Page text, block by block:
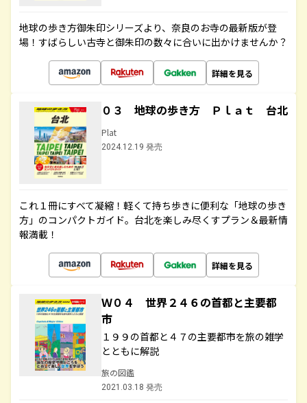
地球の歩き方御朱印シリーズより、奈良のお寺の最新版が登
場！すばらしい古寺と御朱印の数々に合いに出かけませんか？
詳細を見る
０３ 地球の歩き方 Ｐｌａｔ 台北
Plat
2024.12.19 発売
これ１冊にすべて凝縮！軽くて持ち歩きに便利な「地球の歩き
方」のコンパクトガイド。台北を楽しみ尽くすプラン＆最新情
報満載！
詳細を見る
Ｗ０４ 世界２４６の首都と主要都
市
１９９の首都と４７の主要都市を旅の雑学
とともに解説
旅の図鑑
2021.03.18 発売